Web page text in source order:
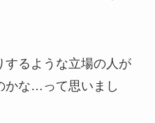
するような立場の人が
かな…って思いまし